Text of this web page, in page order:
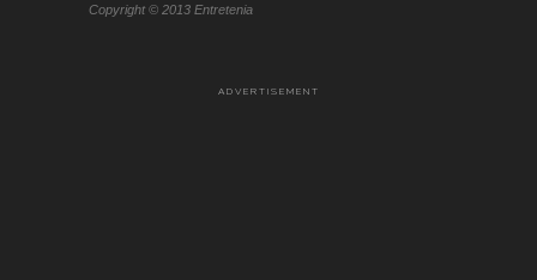
Copyright © 2013 Entretenia
ADVERTISEMENT